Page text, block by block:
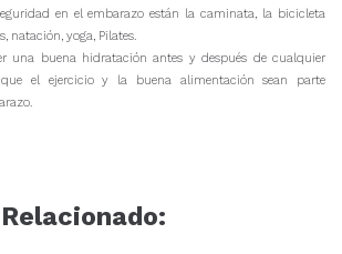
en el embarazo están la caminata, la bicicleta
natación, yoga, Pilates.
una buena hidratación antes y después de cualquier
el ejercicio y la buena alimentación sean parte